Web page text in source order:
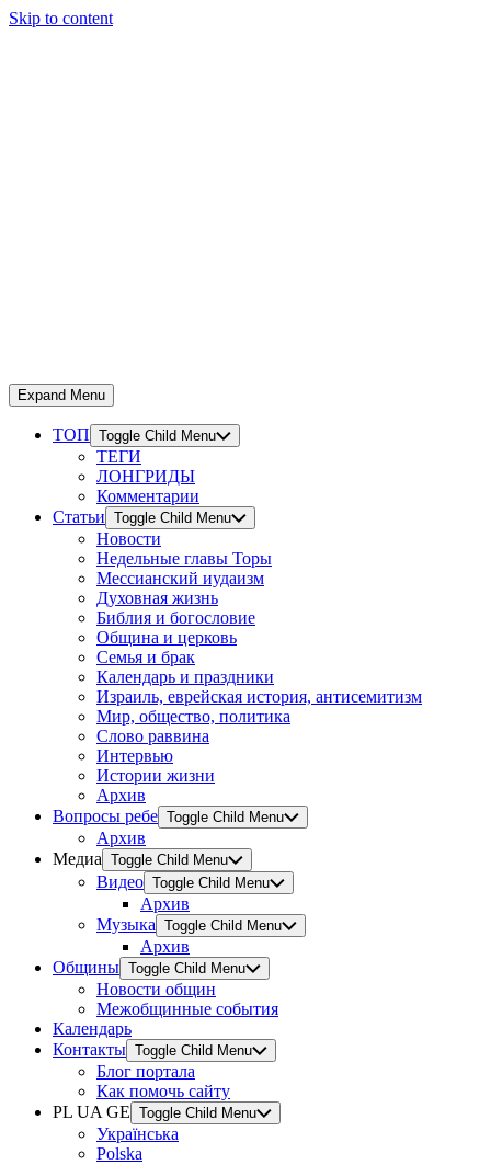
Skip to content
Expand Menu
ТОП Toggle Child Menu
ТЕГИ
ЛОНГРИДЫ
Комментарии
Статьи Toggle Child Menu
Новости
Недельные главы Торы
Мессианский иудаизм
Духовная жизнь
Библия и богословие
Община и церковь
Семья и брак
Календарь и праздники
Израиль, еврейская история, антисемитизм
Мир, общество, политика
Слово раввина
Интервью
Истории жизни
Архив
Вопросы ребе Toggle Child Menu
Архив
Медиа Toggle Child Menu
Видео Toggle Child Menu
Архив
Музыка Toggle Child Menu
Архив
Общины Toggle Child Menu
Новости общин
Межобщинные события
Календарь
Контакты Toggle Child Menu
Блог портала
Как помочь сайту
PL UA GE Toggle Child Menu
Українська
Polska